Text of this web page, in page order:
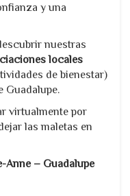
y una
nuestras
locales
de bienestar)
Guadalupe.
virtualmente por
las maletas en
Anne – Guadalupe